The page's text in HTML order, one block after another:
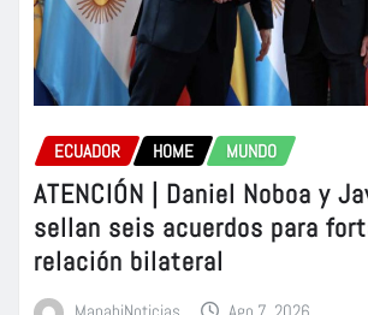
ECUADOR HOME MUNDO
ATENCIÓN | Daniel Noboa y
sellan seis acuerdos para
relación bilateral